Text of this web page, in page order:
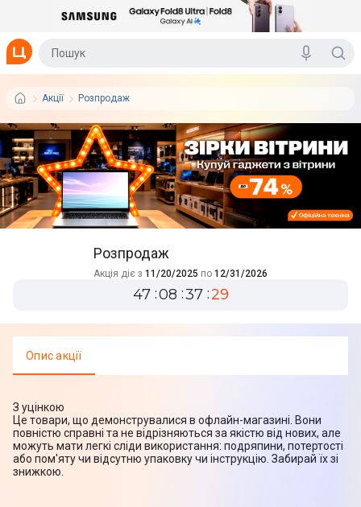
Акції Розпродаж
Розпродаж
Акція діє з 11/20/2025 по 12/31/2026
47 08 37 28
Опис акції
З уцінкою
Це товари, що демонструвалися в офлайн-магазині. Вони
повністю справні та не відрізняються за якістю від нових, але
можуть мати легкі сліди використання: подряпини, потертості
або пом'яту чи відсутню упаковку чи інструкцію. Забирай їх зі
знижкою.